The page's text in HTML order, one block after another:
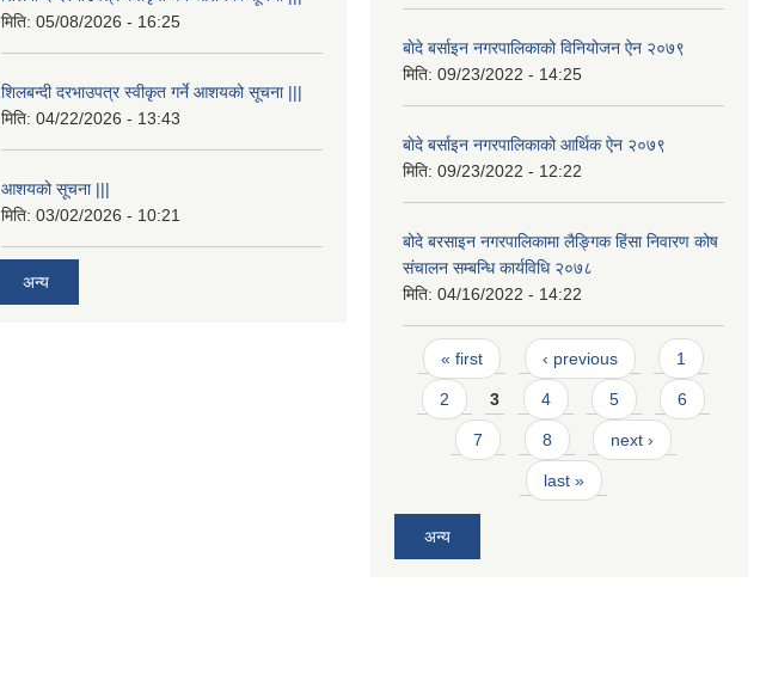
मिति: 05/08/2026 - 16:25
शिलबन्दी दरभाउपत्र स्वीकृत गर्ने आशयको सूचना |||
मिति: 04/22/2026 - 13:43
आशयको सूचना |||
मिति: 03/02/2026 - 10:21
अन्य
बाेदे बर्साइन नगरपालिकाको विनियोजन ऐन २०७९
मिति: 09/23/2022 - 14:25
बाेदे बर्साइन नगरपालिकाको आर्थिक ऐन २०७९
मिति: 09/23/2022 - 12:22
बोदे बरसाइन नगरपालिकामा लैङ्गिक हिंसा निवारण कोष
संचालन सम्बन्धि कार्यविधि २०७८
मिति: 04/16/2022 - 14:22
Pages
« first ‹ previous 1
2 3 4 5 6
7 8 next ›
last »
अन्य